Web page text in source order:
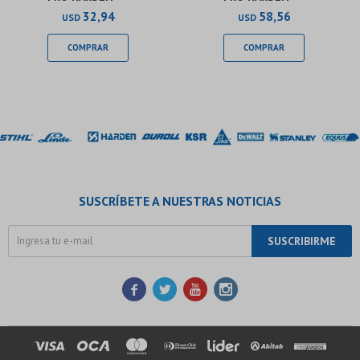
USD 32,94 USD 58,56
SUSCRÍBETE A NUESTRAS NOTICIAS
SUSCRIBIRME
   